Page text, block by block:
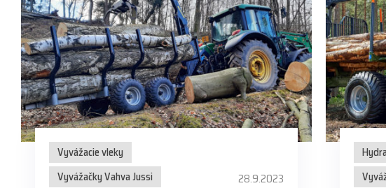
Vyvážacie vleky
Vyvážačky Vahva Jussi
28.9.2023